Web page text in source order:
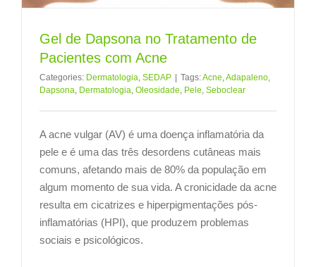
Gel de Dapsona no Tratamento de
Pacientes com Acne
Categories: Dermatologia SEDAP | Tags:Acne Adapaleno
Dapsona Dermatologia Oleosidade Pele Seboclear
A acne vulgar (AV) é uma doença inflamatória da
pele e é uma das três desordens cutâneas mais
comuns, afetando mais de 80% da população em
algum momento de sua vida. A cronicidade da acne
resulta em cicatrizes e hiperpigmentações pós-
inflamatórias (HPI), que produzem problemas
sociais e psicológicos.